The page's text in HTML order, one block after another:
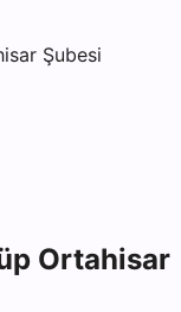
Şubesi
Ortahisar